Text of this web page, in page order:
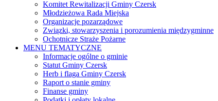
Komitet Rewitalizacji Gminy Czersk
Młodzieżowa Rada Miejska
Organizacje pozarządowe
Związki, stowarzyszenia i porozumienia międzygminne
Ochotnicze Straże Pożarne
MENU TEMATYCZNE
Informacje ogólne o gminie
Statut Gminy Czersk
Herb i flaga Gminy Czersk
Raport o stanie gminy
Finanse gminy